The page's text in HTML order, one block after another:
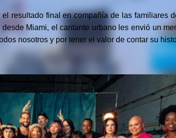
resultado final en compañía de las familiares
Miami, el cantante urbano les envió un
nosotros y por tener el valor de contar su